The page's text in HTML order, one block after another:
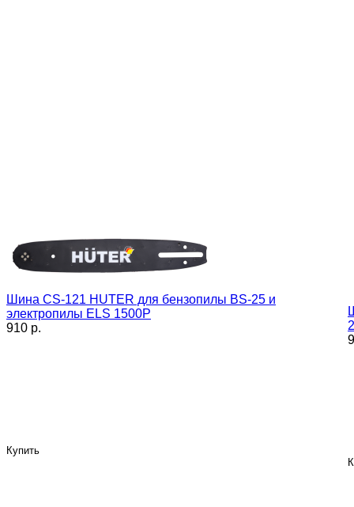
Шина CS-121 HUTER для бензопилы BS-25 и
электропилы ELS 1500P
910 p.
Купить